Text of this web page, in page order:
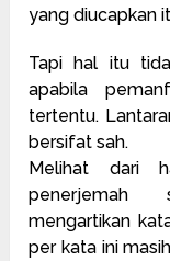
yang diucapkan
Tapi hal itu
apabila
tertentu.
bersifat sah.
Melihat dari
penerjemah
mengartikan
per kata ini